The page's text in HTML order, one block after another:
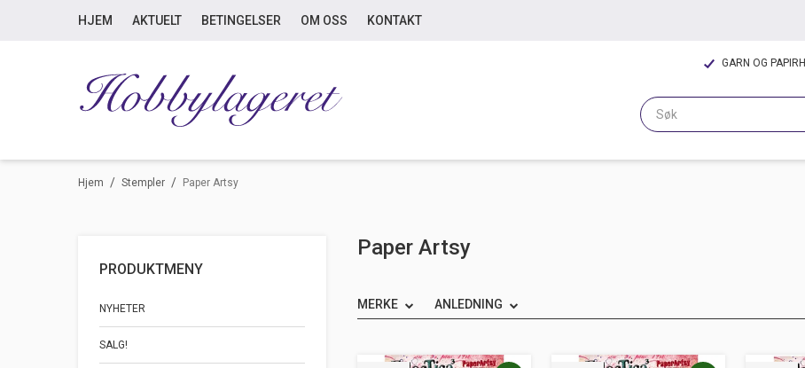
HJEM AKTUELT BETINGELSER OM OSS KONTAKT
GARN OG
/
Hjem /
Stempler Paper Artsy
PRODUKTMENY
NYHETER
SALG!
Paper Artsy
MERKE ANLEDNING